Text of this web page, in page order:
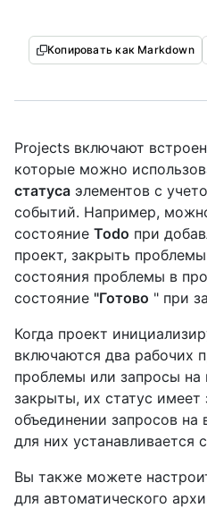
Копировать как Markdown
Projects включают
которые можно
статуса элементов с
событий. Например,
состояние Todo при
проект, закрыть
состояния проблемы в
состояние "Готово " при
Когда проект
включаются два рабочих
проблемы или запросы на
закрыты, их статус имеет
объединении запросов на
для них устанавливается
Вы также можете
для автоматического